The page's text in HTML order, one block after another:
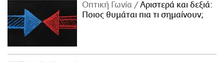
Οπτική Γωνία
Αριστερά και δεξιά:
Ποιος θυμάται πια τι σημαίνουν;